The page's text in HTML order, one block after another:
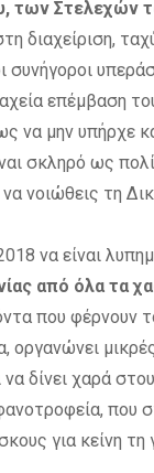
των Στελεχών
διαχείριση,
συνήγοροι
επέμβαση
να μην υπήρχε
σκληρό ως
νοιώθεις τη
να είναι
από όλα τα
που φέρνουν
οργανώνει
να δίνει χαρά
που
για κείνη